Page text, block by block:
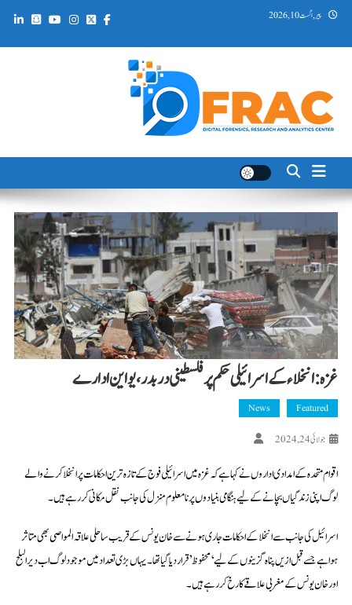
Skip پیر, اگست 10, 2026
DFRAC_ORG
غزہ: انخلاء کے اسرائیلی حکم پر فلسطینی دربدر، یو این ادارے
Featured
News
جولائی 24, 2024
اقوام متحدہ کے امدادی اداروں نے کہا ہے کہ غزہ میں اسرائیلی فوج کے تازہ ترین احکامات پر انخلا کرنے والے
لوگ اپنی زندگیاں بچانے کے لیے ہنگامی بنیادوں پر نامعلوم منزل کی جانب نقل مکانی کر رہے ہیں۔
اسرائیل کی جانب سے انخلا کے احکامات جاری ہونے سے خان یونس کے قریب ساحلی علاقہ المواصی بھی متاثر
ہوا ہے جسے قبل ازیں پناہ گزینوں کے لیے ‘محفوظ’ قرار دیا گیا تھا۔ یہاں بڑی تعداد میں موجود لوگ اب دیرالبلح
اور خان یونس کے مغربی علاقے کا رخ کر رہے ہیں۔